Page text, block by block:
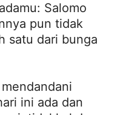
Salomo
pun tidak
satu dari bunga
ini ada dan